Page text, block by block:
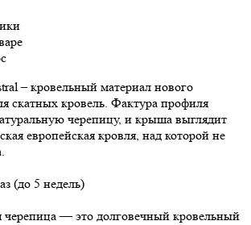
– кровельный материал нового
скатных кровель. Фактура профиля
черепицу, и крыша выглядит
европейская кровля, над которой не
(до 5 недель)
черепица — это долговечный кровельный